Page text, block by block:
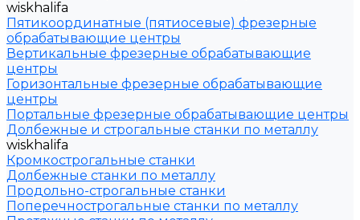
wiskhalifa
Пятикоординатные (пятиосевые) фрезерные
обрабатывающие центры
Вертикальные фрезерные обрабатывающие
центры
Горизонтальные фрезерные обрабатывающие
центры
Портальные фрезерные обрабатывающие центры
Долбежные и строгальные станки по металлу
wiskhalifa
Кромкострогальные станки
Долбежные станки по металлу
Продольно-строгальные станки
Поперечнострогальные станки по металлу